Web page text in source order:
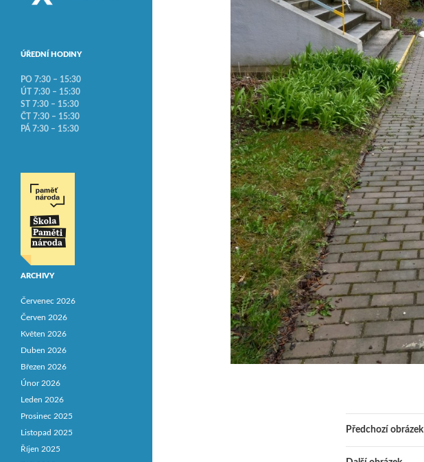
Předchozí obrázek
ÚŘEDNÍ HODINY
PO 7:30 – 15:30
ÚT 7:30 – 15:30
ST 7:30 – 15:30
ČT 7:30 – 15:30
PÁ 7:30 – 15:30
ARCHIVY
Červenec 2026
Červen 2026
Květen 2026
Duben 2026
Březen 2026
Únor 2026
Leden 2026
Prosinec 2025
Listopad 2025
Říjen 2025